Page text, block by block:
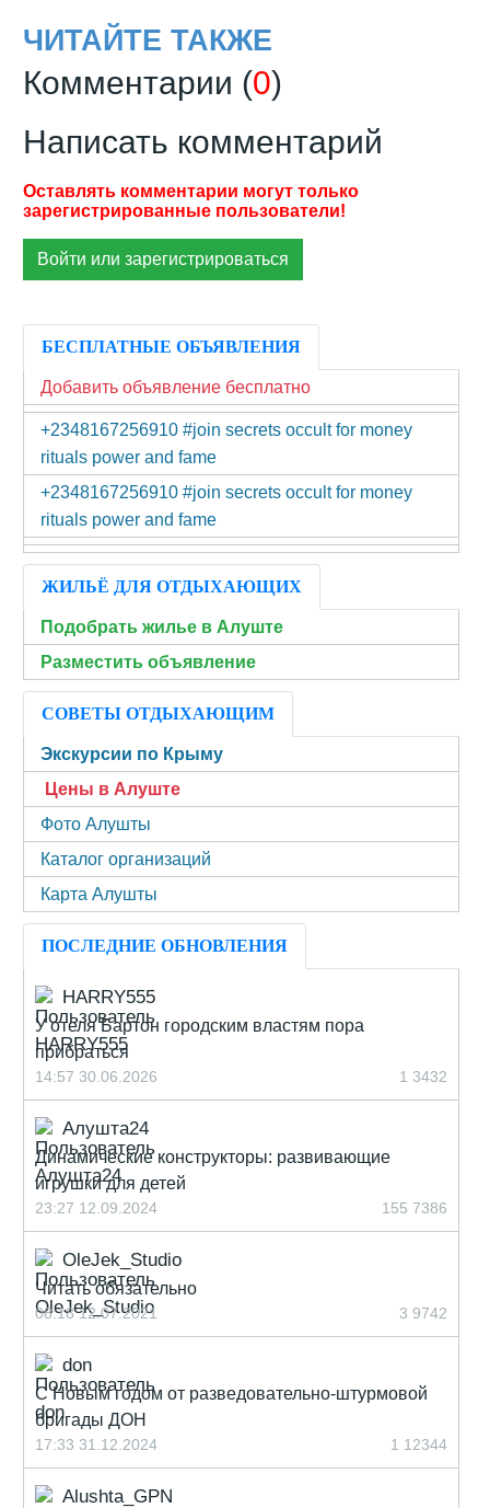
ЧИТАЙТЕ ТАКЖЕ
Комментарии (0)
Написать комментарий
Войти или зарегистрироваться
БЕСПЛАТНЫЕ ОБЪЯВЛЕНИЯ
Добавить объявление бесплатно
+2348167256910 #join secrets occult for money
rituals power and fame
+2348167256910 #join secrets occult for money
rituals power and fame
ЖИЛЬЁ ДЛЯ ОТДЫХАЮЩИХ
Подобрать жилье в Алуште
Разместить объявление
СОВЕТЫ ОТДЫХАЮЩИМ
Экскурсии по Крыму
Цены в Алуште
Фото Алушты
Каталог организаций
Карта Алушты
ПОСЛЕДНИЕ ОБНОВЛЕНИЯ
HARRY555
У отеля Бартон городским властям пора
прибраться
14:57 30.06.2026 1 3432
Алушта24
Динамические конструкторы: развивающие
игрушки для детей
23:27 12.09.2024 155 7386
OleJek_Studio
Читать обязательно
08:18 12.07.2021 3 9742
don
С Новым годом от разведовательно-штурмовой
бригады ДОН
17:33 31.12.2024 1 12344
Alushta_GPN